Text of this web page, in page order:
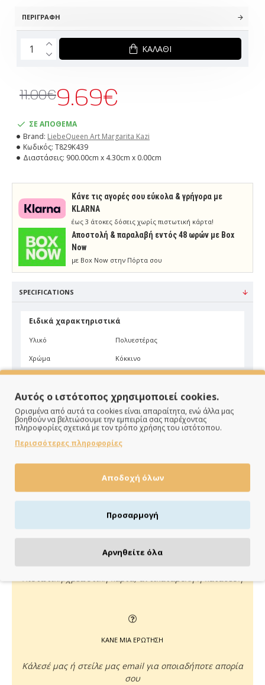
ΠΕΡΙΓΡΑΦΉ
ΣΕ ΑΠΟΘΕΜΑ
Brand: LiebeQueen Art Margarita Kazi
Κωδικός: T829K439
Διαστάσεις: 900.00cm x 4.30cm x 0.00cm
9.69€
11.00€
ΚΑΛΆΘΙ
Κάνε τις αγορές σου εύκολα & γρήγορα με
KLARNA
έως 3 άτοκες δόσεις χωρίς πιστωτική κάρτα!
Aποστολή & παραλαβή εντός 48 ωρών με Box
Now
με Box Now στην Πόρτα σου
SPECIFICATIONS
Ειδικά χαρακτηριστικά
Υλικό Πολυεστέρας
Χρώμα Κόκκινο
Άμεση αποστολή της παραγγελίας σου σε 1 - 2 εργάσιμες
ημέρες
ΠΛΗΡΩΝΕΙΣ ΟΠΩΣ ΘΕΣ
Πιστωτική/χρεωστική κάρτα, αντικαταβολή ή κατάθεση
ΚΑΝΕ ΜΙΑ ΕΡΩΤΗΣΗ
Κάλεσέ μας ή στείλε μας email για οποιαδήποτε απορία
σου
Αυτός ο ιστότοπος χρησιμοποιεί cookies.
Ορισμένα από αυτά τα cookies είναι απαραίτητα, ενώ άλλα μας
βοηθούν να βελτιώσουμε την εμπειρία σας παρέχοντας
πληροφορίες σχετικά με τον τρόπο χρήσης του ιστότοπου.
Περισσότερες πληροφορίες
Αποδοχή όλων
Προσαρμογή
Αρνηθείτε όλα